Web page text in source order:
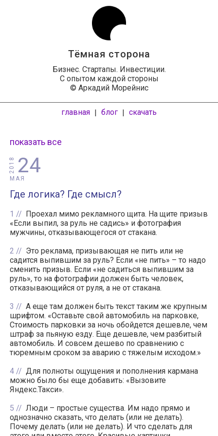
Тёмная сторона
Бизнес. Стартапы. Инвестиции.
С опытом каждой стороны
© Аркадий Морейнис
главная | блог | скачать
показать все
24
МАЯ
2018
Где логика? Где смысл?
1
Проехал мимо рекламного щита. На щите призыв
«Если выпил, за руль не садись» и фотография
мужчины, отказывающегося от стакана.
2
Это реклама, призывающая не пить или не
садится выпившим за руль? Если «не пить» – то надо
сменить призыв. Если «не садиться выпившим за
руль», то на фотографии должен быть человек,
отказывающийся от руля, а не от стакана.
3
А еще там должен быть текст таким же крупным
шрифтом. «Оставьте свой автомобиль на парковке,
Стоимость парковки за ночь обойдется дешевле, чем
штраф за пьяную езду. Еще дешевле, чем разбитый
автомобиль. И совсем дешево по сравнению с
тюремным сроком за аварию с тяжелым исходом.»
4
Для полноты ощущения и пополнения кармана
можно было бы еще добавить: «Вызовите
Яндекс.Такси».
5
Люди – простые существа. Им надо прямо и
однозначно сказать, что делать (или не делать).
Почему делать (или не делать). И что сделать для